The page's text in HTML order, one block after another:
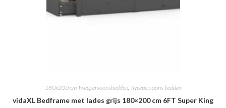
180x200 cm Tweepersoonsbedden, Tweepersoons bedden
vidaXL Bedframe met lades grijs 180×200 cm 6FT Super King